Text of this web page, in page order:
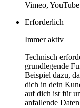
Vimeo, YouTube
Erforderlich
Immer aktiv
Technisch
grundlegende
Beispiel dazu,
dich in dein
auf dich ist für
anfallende